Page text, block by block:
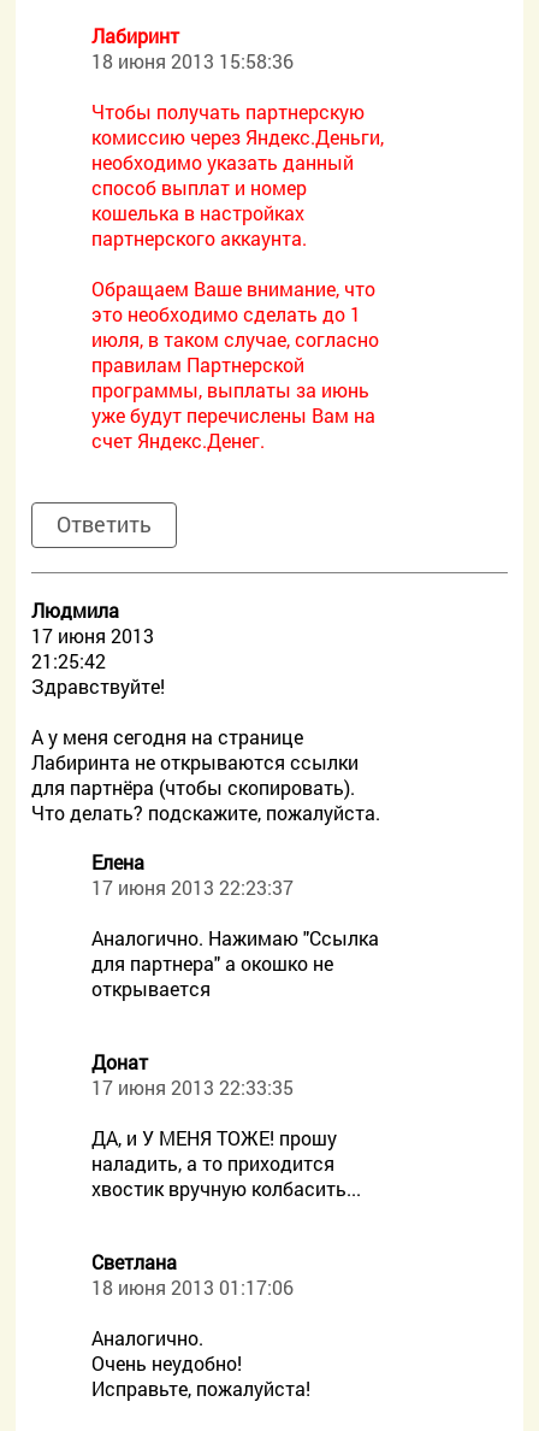
Лабиринт
18 июня 2013 15:58:36
Чтобы получать партнерскую
комиссию через Яндекс.Деньги,
необходимо указать данный
способ выплат и номер
кошелька в настройках
партнерского аккаунта.
Обращаем Ваше внимание, что
это необходимо сделать до 1
июля, в таком случае, согласно
правилам Партнерской
программы, выплаты за июнь
уже будут перечислены Вам на
счет Яндекс.Денег.
Ответить
Людмила
17 июня 2013
21:25:42
Здравствуйте!
А у меня сегодня на странице
Лабиринта не открываются ссылки
для партнёра (чтобы скопировать).
Что делать? подскажите, пожалуйста.
Елена
17 июня 2013 22:23:37
Аналогично. Нажимаю "Ссылка
для партнера" а окошко не
открывается
Донат
17 июня 2013 22:33:35
ДА, и У МЕНЯ ТОЖЕ! прошу
наладить, а то приходится
хвостик вручную колбасить...
Светлана
18 июня 2013 01:17:06
Аналогично.
Очень неудобно!
Исправьте, пожалуйста!